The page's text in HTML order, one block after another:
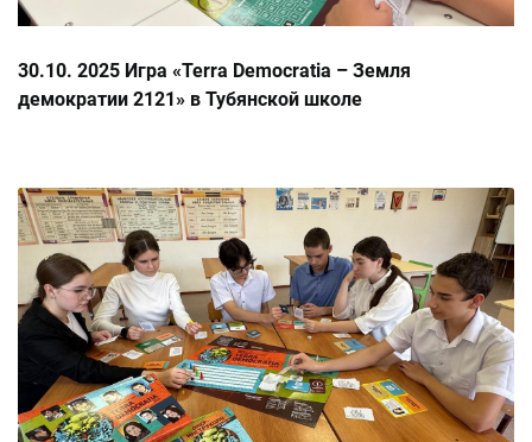
30.10. 2025 Игра «Terra Democratia – Земля
демократии 2121» в Тубянской школе